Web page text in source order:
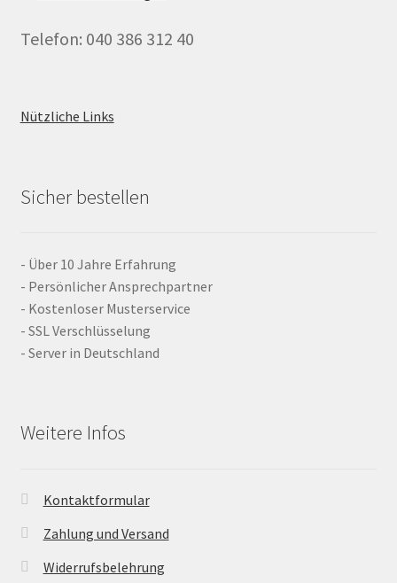
Telefon: 040 386 312 40
Nützliche Links
Sicher bestellen
- Über 10 Jahre Erfahrung
- Persönlicher Ansprechpartner
- Kostenloser Musterservice
- SSL Verschlüsselung
- Server in Deutschland
Weitere Infos
Kontaktformular
Zahlung und Versand
Widerrufsbelehrung